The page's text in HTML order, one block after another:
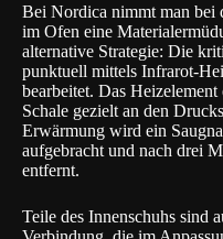
Bei Nordica nimmt man bei
im Ofen eine
alternative Strategie: Die
punktuell mittels Infrarot-
bearbeitet. Das
Schale gezielt an den
Erwärmung wird ein
aufgebracht und nach drei
entfernt.
Teile des Innenschuhs sind